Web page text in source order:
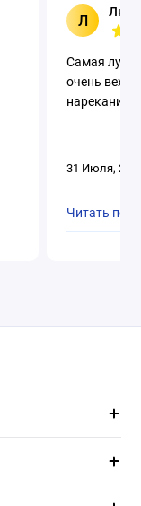
Л
Самая
очень
нареканий.
31 Июля,
Читать